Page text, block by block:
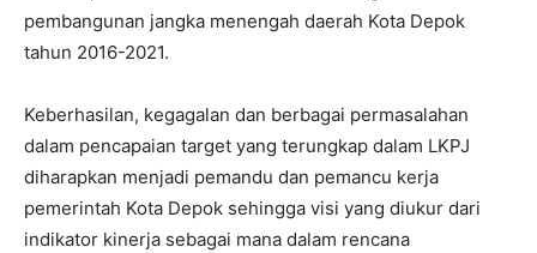
pembangunan jangka menengah daerah Kota Depok
tahun 2016-2021.
Keberhasilan, kegagalan dan berbagai permasalahan
dalam pencapaian target yang terungkap dalam LKPJ
diharapkan menjadi pemandu dan pemancu kerja
pemerintah Kota Depok sehingga visi yang diukur dari
indikator kinerja sebagai mana dalam rencana